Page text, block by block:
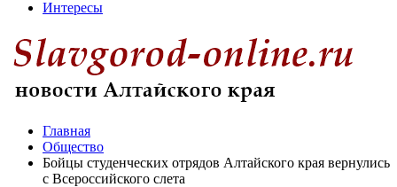
Интересы
Главная
Общество
Бойцы студенческих отрядов Алтайского края вернулись
с Всероссийского слета